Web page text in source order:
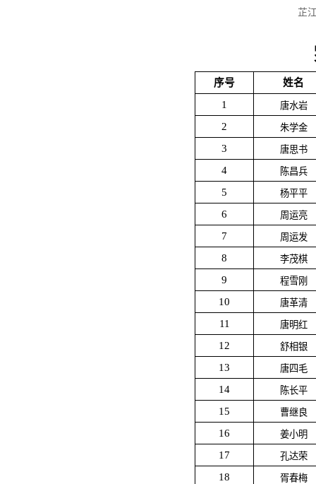
芷
序号
姓名
1
唐水岩
2 朱学金
3 唐思书
4 陈昌兵
5 杨平平
6 周运亮
7 周运发
8 李茂棋
9 程雪刚
10 唐革清
11 唐明红
12 舒相银
13 唐四毛
14 陈长平
15 曹继良
16 姜小明
17 孔达荣
18 胥春梅